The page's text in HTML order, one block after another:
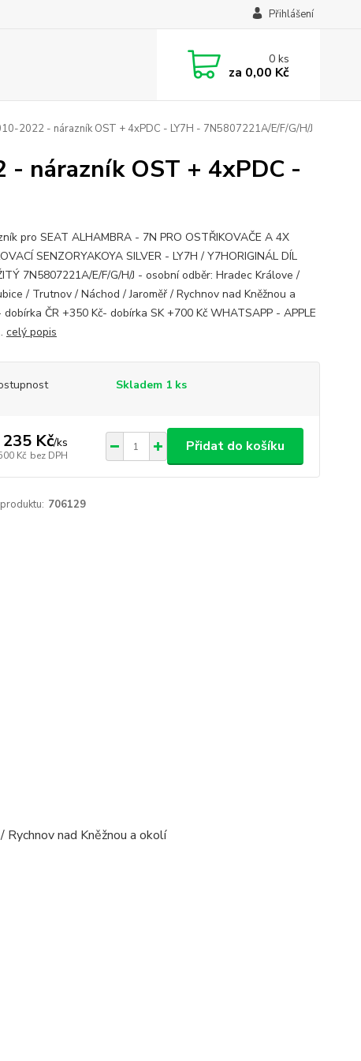
Přihlášení
0ks
za 0,00 Kč
2022 - nárazník OST + 4xPDC - LY7H - 7N5807221A/E/F/G/H/J
nárazník OST + 4xPDC -
pro SEAT ALHAMBRA - 7N PRO OSTŘIKOVAČE A 4X
SENZORYAKOYA SILVER - LY7H / Y7HORIGINÁL DÍL
7N5807221A/E/F/G/H/J - osobní odběr: Hradec Králove /
/ Trutnov / Náchod / Jaroměř / Rychnov nad Kněžnou a
ČR +350 Kč- dobírka SK +700 Kč WHATSAPP - APPLE
celý popis
Skladem 1 ks
235 Kč/ks
Kč bez DPH
Přidat do košíku
706129
nad Kněžnou a okolí